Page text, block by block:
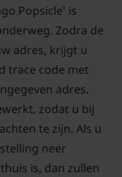
Popsicle' is
Zodra de
adres, krijgt u
trace code met
adres.
zodat u bij
te zijn. Als u
neer
is, dan zullen